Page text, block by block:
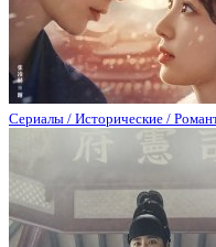
Сериалы / Исторические /